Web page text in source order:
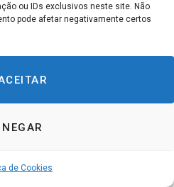
ou IDs exclusivos neste site. Não
pode afetar negativamente certos
NEGAR
de Cookies
a satisfação deles em uma
de 0 (completamente
satisfeito). OPWI
interna, com
mais amplas de bem-estar